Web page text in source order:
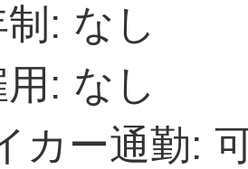
: なし
: なし
カー通勤: